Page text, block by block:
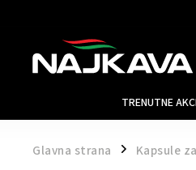
TRENUTNE
Glavna strana / Kapsule